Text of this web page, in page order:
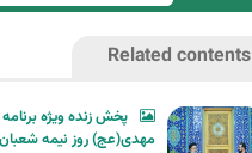
ا
س
ب
ح
Related contents
پخش زنده ویژه
مهدی(عج) روز نیمه